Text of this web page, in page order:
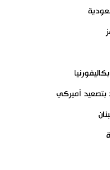
بتصعيد أميركي